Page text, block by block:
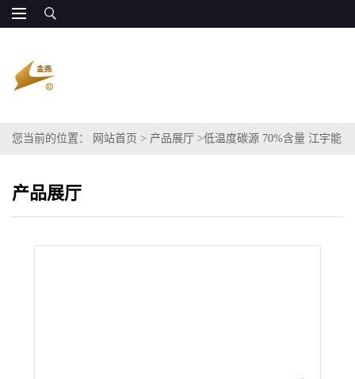
您当前的位置： 网站首页 > 产品展厅 >低温度碳源 70%含量 江宇能
产品展厅